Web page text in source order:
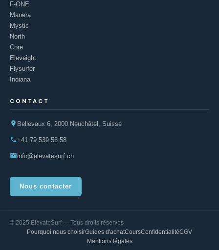
F-ONE
Manera
Mystic
North
Core
Eleveight
Flysurfer
Indiana
CONTACT
Bellevaux 6, 2000 Neuchâtel, Suisse
+41 79 539 53 58
info@elevatesurf.ch
Nous contacter
© 2025 ElevateSurf — Tous droits réservés
Pourquoi nous choisirGuides d'achatCoursConfidentialitéCGV
Mentions légales